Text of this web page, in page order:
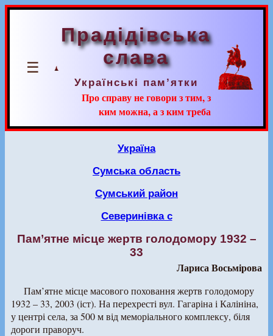
☰
Прадідівська
слава
Українські пам’ятки
Про справу не говори з тим, з
ким можна, а з ким треба
Україна
Сумська область
Сумський район
Северинівка с
Пам’ятне місце жертв голодомору 1932 –
33
Лариса Восьмірова
Пам’ятне місце масового поховання жертв голодомору
1932 – 33, 2003 (іст). На перехресті вул. Гагаріна і Калініна,
у центрі села, за 500 м від меморіального комплексу, біля
дороги праворуч.